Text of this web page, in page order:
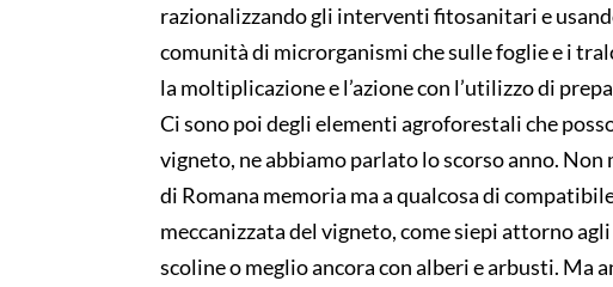
razionalizzando gli interventi fitosanitari e
comunità di microrganismi che sulle foglie e i
la moltiplicazione e l’azione con l’utilizzo di
Ci sono poi degli elementi agroforestali che
vigneto, ne abbiamo parlato lo scorso anno.
di Romana memoria ma a qualcosa di
meccanizzata del vigneto, come siepi attorno
scoline o meglio ancora con alberi e arbusti. Ma